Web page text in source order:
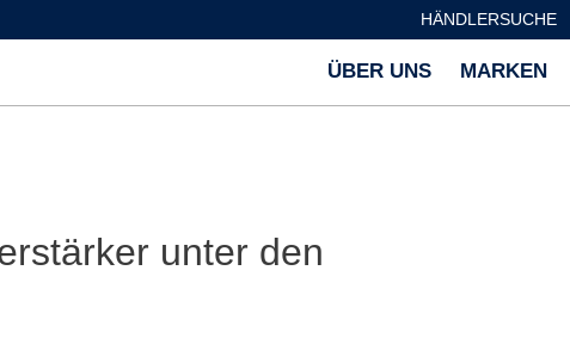
HÄNDLERSUCHE
ÜBER UNS MARKEN
unter den